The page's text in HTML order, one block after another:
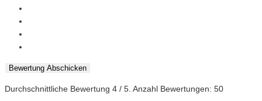
Bewertung Abschicken
Durchschnittliche Bewertung 4 / 5. Anzahl Bewertungen: 50